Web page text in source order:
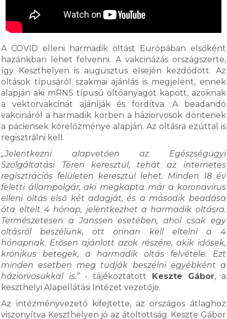
A COVID elleni harmadik oltást Európában elsőként
hazánkban lehet felvenni. A vakcinázás országszerte,
így Keszthelyen is augusztus elsején kezdődött. Az
oltások típusáról szakmai ajánlás is megjelent, ennek
alapján aki mRNS típusú oltóanyagot kapott, azoknak
a vektorvakcinát ajánlják és fordítva. A beadandó
vakcináról a harmadik körben a háziorvosok döntenek
a páciensek kórelőzménye alapján. Az oltásra ezúttal is
regisztrálni kell.
„Jelentkezni alapvetően az Egészségügyi
Szolgáltatási Téren keresztül, tehát az internetes
regisztrációs felületen keresztül lehet. Minden 18 év
feletti állampolgár, aki megkapta már a koronavírus
elleni oltás első két adagját, és a második beadása
óta eltelt 4 hónap, jelentkezhet a harmadik oltásra.
Természetesen a Janssen esetében, ahol csak egy
oltásról beszélünk, ott onnan kell eltelni a 4
hónapnak. Erősen ajánlott azok részére, akik idősek,
krónikus betegek, a harmadik oltás felvétele. Ezt
minden esetben meg tudják beszélni egyébként a
háziorvosukkal is.”- tájékoztatott Keszte Gábor, a
keszthelyi Alapellátási Intézet vezetője.
Az intézményvezető kifejtette, az országos átlaghoz
viszonyítva Keszthelyen jó az átoltottság. Keszte Gábor